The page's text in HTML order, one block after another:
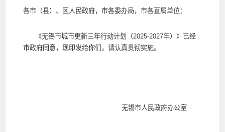
各市（县）、区人民政府，市各委办局，市各直属单位：
《无锡市城市更新三年行动计划（2025-2027年）》已经
市政府同意，现印发给你们，请认真贯彻实施。
无锡市人民政府办公室